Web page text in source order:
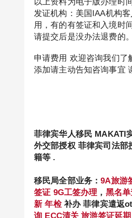
发证机构：美国IAA机构
用，有的有签证和入境时
请提交后是没办法退费的。
申请费用 欢迎咨询我们了
添加请主动告知咨询事宜
菲律宾华人移民 MAKATI
外交部授权 菲律宾司法
籍等 .
移民局全部业务：9A旅游
签证 9G工签办理 ， 黑名
新 年检 补办 菲律宾遣返
询 ECC清关 旅游签证延期